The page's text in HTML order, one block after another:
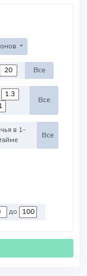
Все
Все
в 1-
Все
до